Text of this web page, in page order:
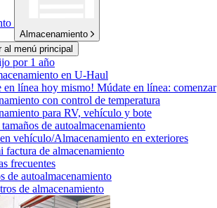
Almacenamiento
al menú principal
por 1 año
en U-Haul
en línea hoy mismo! Múdate en línea: comenzar
con control de temperatura
para RV, vehículo y bote
de autoalmacenamiento
vehículo/Almacenamiento en exteriores
factura de almacenamiento
frecuentes
de autoalmacenamiento
de almacenamiento